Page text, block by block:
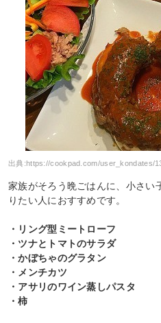
出典:https://cookpad.com/user_kondates/
家族がそろう晩ごはんに、小さい
りたい人におすすめです。
・リング型ミートローフ
・ツナとトマトのサラダ
・かぼちゃのグラタン
・メンチカツ
・アサリのワイン蒸しパスタ
・柿